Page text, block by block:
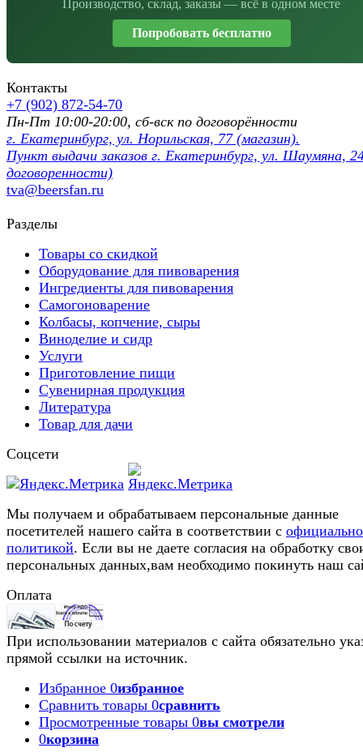
Производство, склад, заказы — всё в одном месте
Попробовать бесплатно
Контакты
+7 (902) 872-54-70
Пн-Пт 10:00-20:00, сб-вск по договорённости
г. Екатеринбург, ул. Норильская, 77 (магазин).
Пункт выдачи заказов г. Екатеринбург, ул. Шаумяна,
договоренности)
tva@beersfan.ru
Разделы
Товары со скидкой
Оборудование для пивоварения
Ингредиенты для пивоварения
Самогоноварение
Колбасы, копчение, сыры
Виноделие и сидр
Услуги
Приготовление пищи
Сувенирная продукция
Литература
Товар для дачи
Соцсети
Мы получаем и обрабатываем персональные данные
посетителей нашего сайта в соответствии с
политикой. Если вы не даете согласия на обработку
персональных данных,вам необходимо покинуть наш
Оплата
При использовании материалов с сайта обязательно
прямой ссылки на источник.
Избранное 0избранное
Сравнить товары 0сравнить
Просмотренные товары 0вы смотрели
0корзина